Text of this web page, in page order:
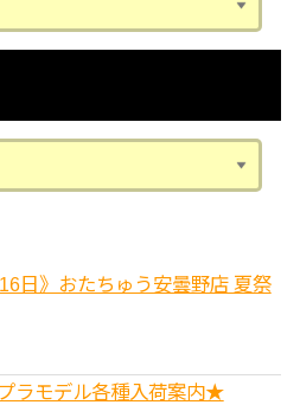
日》おたちゅう安曇野店 夏祭
ラモデル各種入荷案内★